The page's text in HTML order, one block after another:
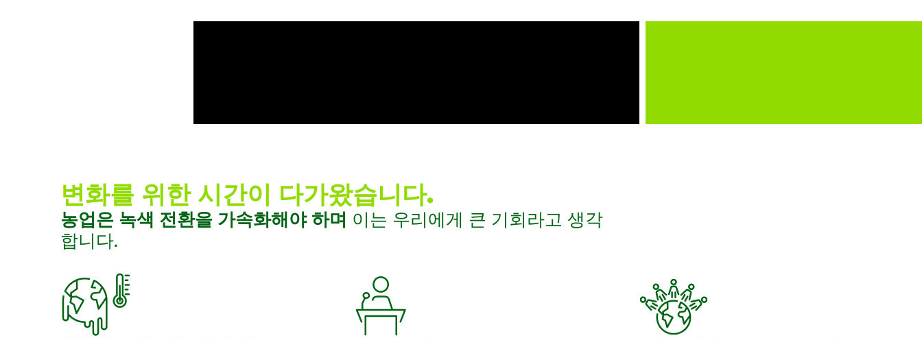
변화를 위한 시간이 다가왔습니다.
농업은 녹색 전환을 가속화해야 하며 이는 우리에게 큰 기회라고 생각
합니다.